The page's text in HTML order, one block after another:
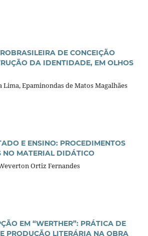
DE CONCEIÇÃO
DA IDENTIDADE, EM OLHOS
Lima, Epaminondas de Matos Magalhães
E ENSINO: PROCEDIMENTOS
NO MATERIAL DIDÁTICO
Ortiz Fernandes
EM “WERTHER”: PRÁTICA DE
PRODUÇÃO LITERÁRIA NA OBRA